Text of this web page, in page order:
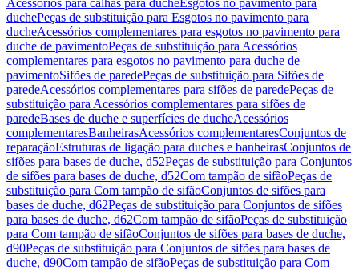
Acessórios para calhas para ducheEsgotos no pavimento para
duchePeças de substituição para Esgotos no pavimento para
ducheAcessórios complementares para esgotos no pavimento para
duche de pavimentoPeças de substituição para Acessórios
complementares para esgotos no pavimento para duche de
pavimentoSifões de paredePeças de substituição para Sifões de
paredeAcessórios complementares para sifões de paredePeças de
substituição para Acessórios complementares para sifões de
paredeBases de duche e superfícies de ducheAcessórios
complementaresBanheirasAcessórios complementaresConjuntos de
reparaçãoEstruturas de ligação para duches e banheirasConjuntos de
sifões para bases de duche, d52Peças de substituição para Conjuntos
de sifões para bases de duche, d52Com tampão de sifãoPeças de
substituição para Com tampão de sifãoConjuntos de sifões para
bases de duche, d62Peças de substituição para Conjuntos de sifões
para bases de duche, d62Com tampão de sifãoPeças de substituição
para Com tampão de sifãoConjuntos de sifões para bases de duche,
d90Peças de substituição para Conjuntos de sifões para bases de
duche, d90Com tampão de sifãoPeças de substituição para Com